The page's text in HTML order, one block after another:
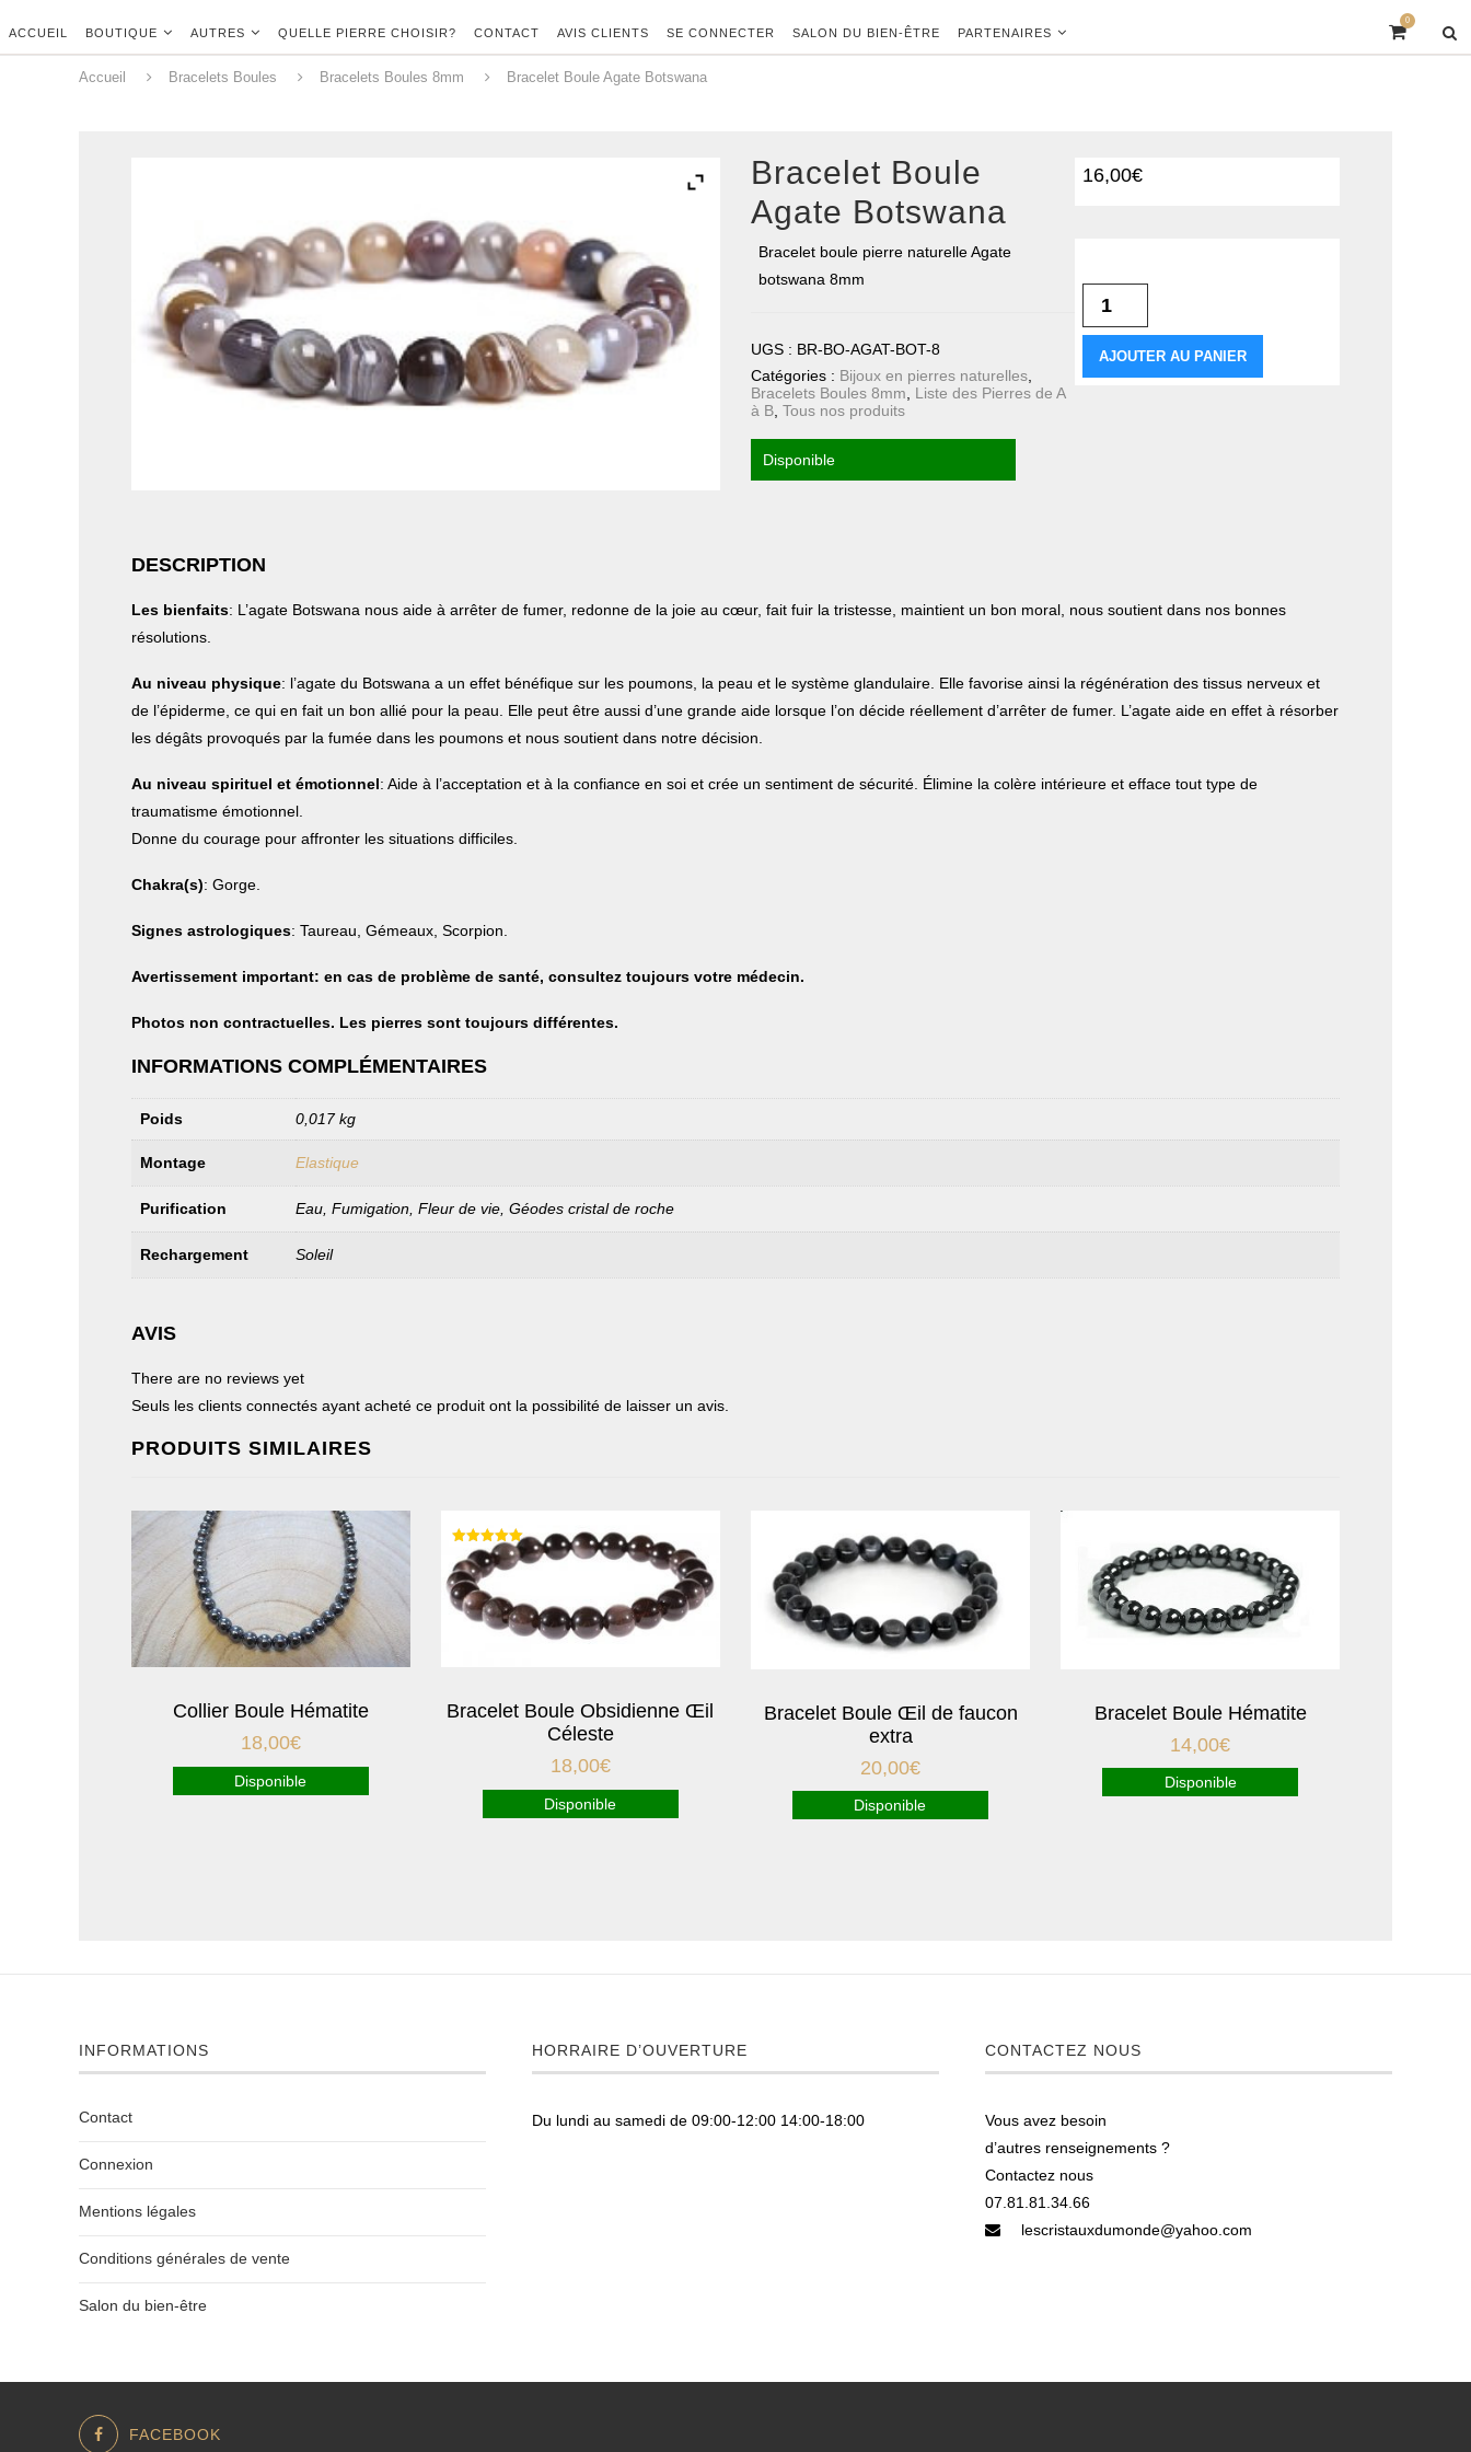
ACCUEIL BOUTIQUE AUTRES QUELLE PIERRE CHOISIR? CONTACT AVIS CLIENTS SE CONNECTER SALON DU BIEN-ÊTRE PARTENAIRES
0
Accueil Bracelets Boules Bracelets Boules 8mm Bracelet Boule Agate Botswana
Bracelet Boule
Agate Botswana
16,00€
Bracelet boule pierre naturelle Agate
botswana 8mm
AJOUTER AU PANIER
UGS : BR-BO-AGAT-BOT-8
Catégories : Bijoux en pierres naturelles
Bracelets Boules 8mm
Liste des Pierres de A
à B ,Tous nos produits
Disponible
DESCRIPTION
Les bienfaits: L’agate Botswana nous aide à arrêter de fumer, redonne de la joie au cœur, fait fuir la tristesse, maintient un bon moral, nous soutient dans nos bonnes
résolutions.
Au niveau physique: l’agate du Botswana a un effet bénéfique sur les poumons, la peau et le système glandulaire. Elle favorise ainsi la régénération des tissus nerveux et
de l’épiderme, ce qui en fait un bon allié pour la peau. Elle peut être aussi d’une grande aide lorsque l’on décide réellement d’arrêter de fumer. L’agate aide en effet à résorber
les dégâts provoqués par la fumée dans les poumons et nous soutient dans notre décision.
Au niveau spirituel et émotionnel: Aide à l’acceptation et à la confiance en soi et crée un sentiment de sécurité. Élimine la colère intérieure et efface tout type de
traumatisme émotionnel.
Donne du courage pour affronter les situations difficiles.
Chakra(s): Gorge.
Signes astrologiques: Taureau, Gémeaux, Scorpion.
Avertissement important: en cas de problème de santé, consultez toujours votre médecin.
Photos non contractuelles. Les pierres sont toujours différentes.
INFORMATIONS COMPLÉMENTAIRES
Poids 0,017 kg
Montage Elastique
Purification Eau, Fumigation, Fleur de vie, Géodes cristal de roche
Rechargement Soleil
AVIS
There are no reviews yet
Seuls les clients connectés ayant acheté ce produit ont la possibilité de laisser un avis.
PRODUITS SIMILAIRES
Collier Boule Hématite
18,00€
Disponible
Bracelet Boule Obsidienne Œil
Céleste
Note
5.00
sur 5
18,00€
Disponible
Bracelet Boule Œil de faucon
extra
20,00€
Disponible
Bracelet Boule Hématite
14,00€
Disponible
INFORMATIONS
Contact
Connexion
Mentions légales
Conditions générales de vente
Salon du bien-être
HORRAIRE D’OUVERTURE
Du lundi au samedi de 09:00-12:00 14:00-18:00
CONTACTEZ NOUS
Vous avez besoin
d’autres renseignements ?
Contactez nous
07.81.81.34.66
lescristauxdumonde@yahoo.com
FACEBOOK